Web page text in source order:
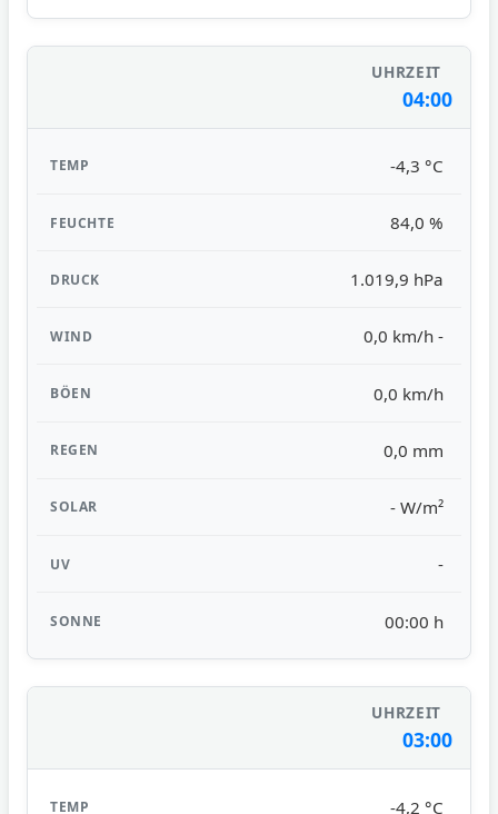
04:00
-4,3 °C
84,0 %
1.019,9 hPa
0,0 km/h -
0,0 km/h
0,0 mm
- W/m²
-
00:00 h
03:00
-4,2 °C